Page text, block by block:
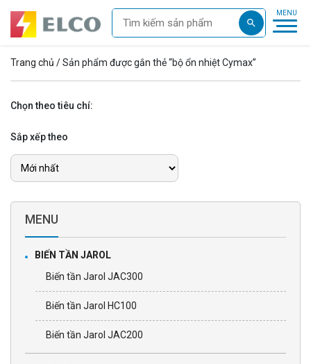
Trang chủ / Sản phẩm được gắn thẻ “bộ ổn nhiệt Cymax”
Chọn theo tiêu chí:
Sắp xếp theo
MENU
BIẾN TẦN JAROL
Biến tần Jarol JAC300
Biến tần Jarol HC100
Biến tần Jarol JAC200